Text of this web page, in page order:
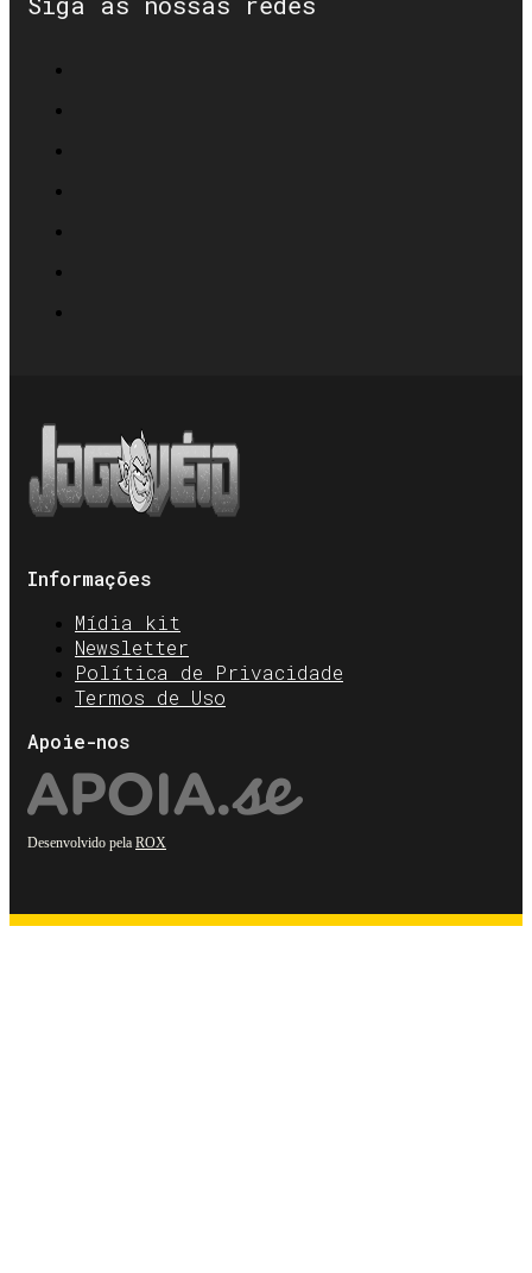
Informações
Mídia kit
Newsletter
Política de Privacidade
Termos de Uso
Apoie-nos
Desenvolvido pela ROX